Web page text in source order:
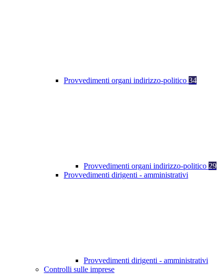
Provvedimenti organi indirizzo-politico 34
Provvedimenti organi indirizzo-politico 29
Provvedimenti dirigenti - amministrativi
Provvedimenti dirigenti - amministrativi
Controlli sulle imprese